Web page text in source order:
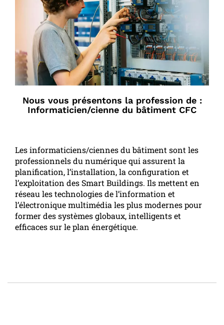
Nous vous présentons la profession de :
Informaticien/cienne du bâtiment CFC
Les informaticiens/ciennes du bâtiment sont les
professionnels du numérique qui assurent la
planification, l’installation, la configuration et
l’exploitation des Smart Buildings. Ils mettent en
réseau les technologies de l’information et
l’électronique multimédia les plus modernes pour
former des systèmes globaux, intelligents et
efficaces sur le plan énergétique.